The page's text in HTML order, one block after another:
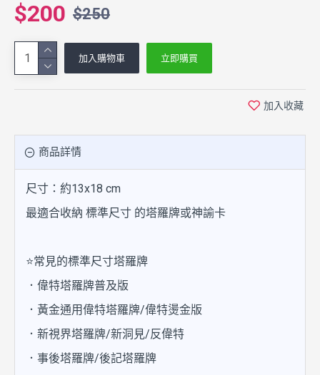
$200 $250
加入購物車 立即購買
加入收藏
商品詳情
尺寸：約13x18 cm
最適合收納 標準尺寸 的塔羅牌或神諭卡
⭐常見的標準尺寸塔羅牌
．偉特塔羅牌普及版
．黃金通用偉特塔羅牌/偉特燙金版
．新視界塔羅牌/新洞見/反偉特
．事後塔羅牌/後記塔羅牌